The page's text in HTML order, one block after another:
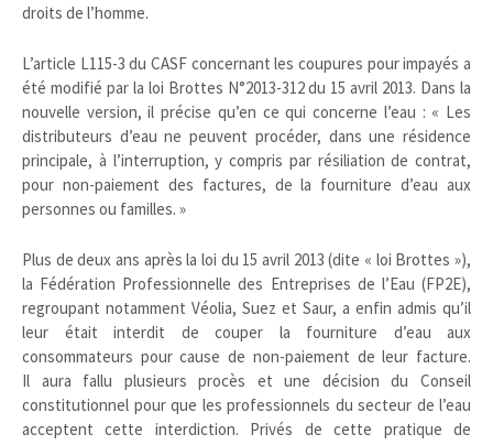
droits de l’homme.
L’article L115-3 du CASF concernant les coupures pour impayés a
été modifié par la loi Brottes N°2013-312 du 15 avril 2013. Dans la
nouvelle version, il précise qu’en ce qui concerne l’eau : « Les
distributeurs d’eau ne peuvent procéder, dans une résidence
principale, à l’interruption, y compris par résiliation de contrat,
pour non-paiement des factures, de la fourniture d’eau aux
personnes ou familles. »
Plus de deux ans après la loi du 15 avril 2013 (dite « loi Brottes »),
la Fédération Professionnelle des Entreprises de l’Eau (FP2E),
regroupant notamment Véolia, Suez et Saur, a enfin admis qu’il
leur était interdit de couper la fourniture d’eau aux
consommateurs pour cause de non-paiement de leur facture.
Il aura fallu plusieurs procès et une décision du Conseil
constitutionnel pour que les professionnels du secteur de l’eau
acceptent cette interdiction. Privés de cette pratique de